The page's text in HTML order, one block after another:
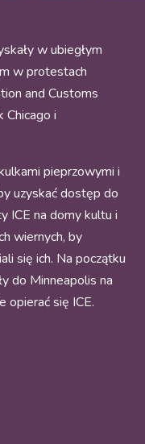
w ubiegłym
w protestach
and Customs
Chicago i
pieprzowymi i
uzyskać dostęp do
ICE na domy kultu i
wiernych, by
się ich. Na początku
do Minneapolis na
opierać się ICE.